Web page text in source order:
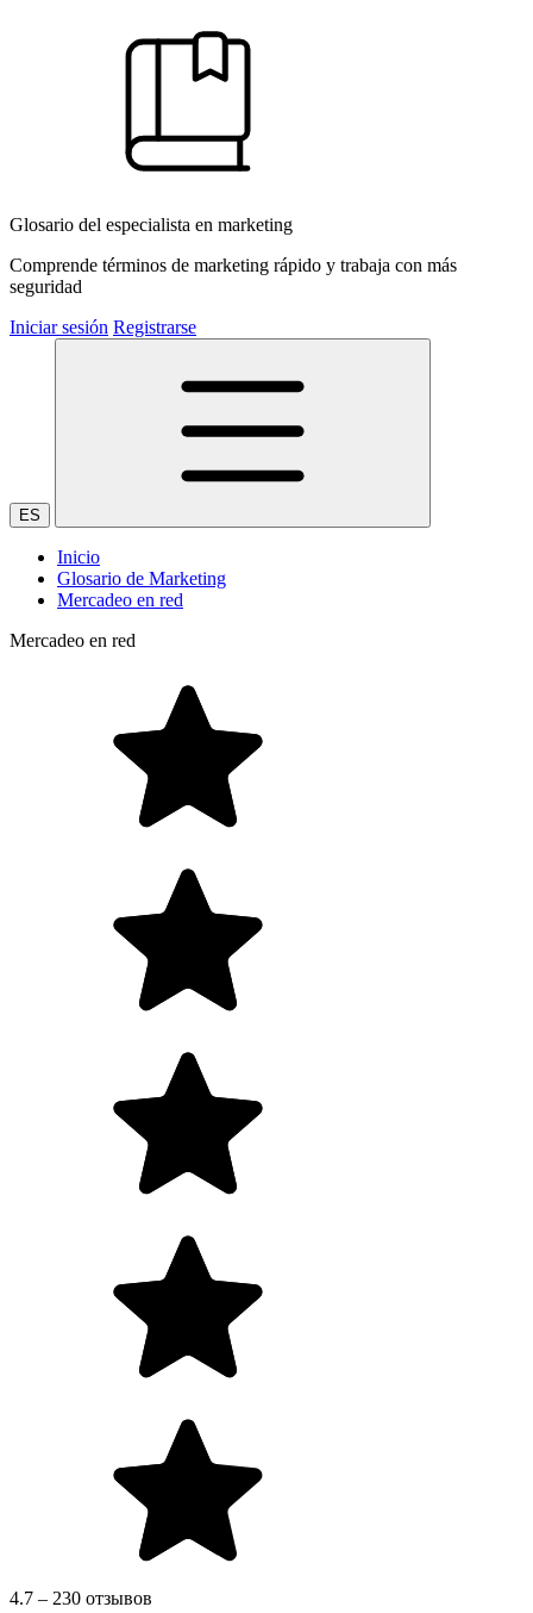
Glosario del especialista en marketing
Comprende términos de marketing rápido y trabaja con más
seguridad
Iniciar sesión Registrarse
ES
Inicio
Glosario de Marketing
Mercadeo en red
Mercadeo en red
4.7 – 230 отзывов